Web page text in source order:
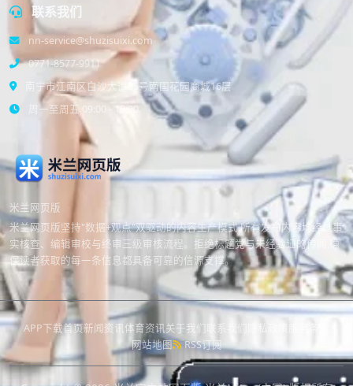
联系我们
nn-service@shuzisuixi.com
0771-8577-9911
南宁市江南区白沙大道35号南国花园商城16层
周一至周五 09:00 - 18:00
米兰网页版
米兰网页版坚持"数据+观点"双驱动的内容生产模式,所有发布内容均经过事
实核查、编辑审校与终审三级审核流程。拒绝标题党与未经验证的传闻,确
保读者获取的每一条信息都具备可靠的信源支撑。
APP下载首页新闻资讯 体育资讯关于我们 联系我们
网站地图
RSS订阅